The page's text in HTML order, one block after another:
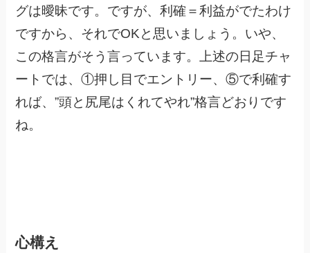
グは曖昧です。ですが、利確＝利益がでたわけ
ですから、それでOKと思いましょう。いや、
この格言がそう言っています。上述の日足チャ
ートでは、①押し目でエントリー、⑤で利確す
れば、”頭と尻尾はくれてやれ”格言どおりです
ね。
心構え